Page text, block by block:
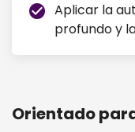
check_circle Aplicar la
profundo y
Orientado